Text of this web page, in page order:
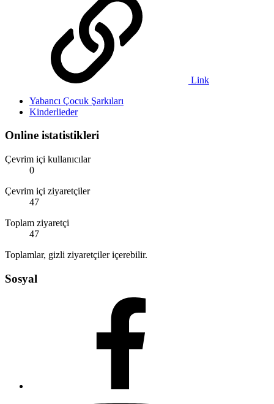
Link
Yabancı Çocuk Şarkıları
Kinderlieder
Online istatistikleri
Çevrim içi kullanıcılar
0
Çevrim içi ziyaretçiler
47
Toplam ziyaretçi
47
Toplamlar, gizli ziyaretçiler içerebilir.
Sosyal